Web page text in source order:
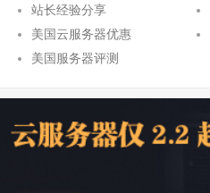
站长经验分享
美国云服务器优惠
美国服务器评测